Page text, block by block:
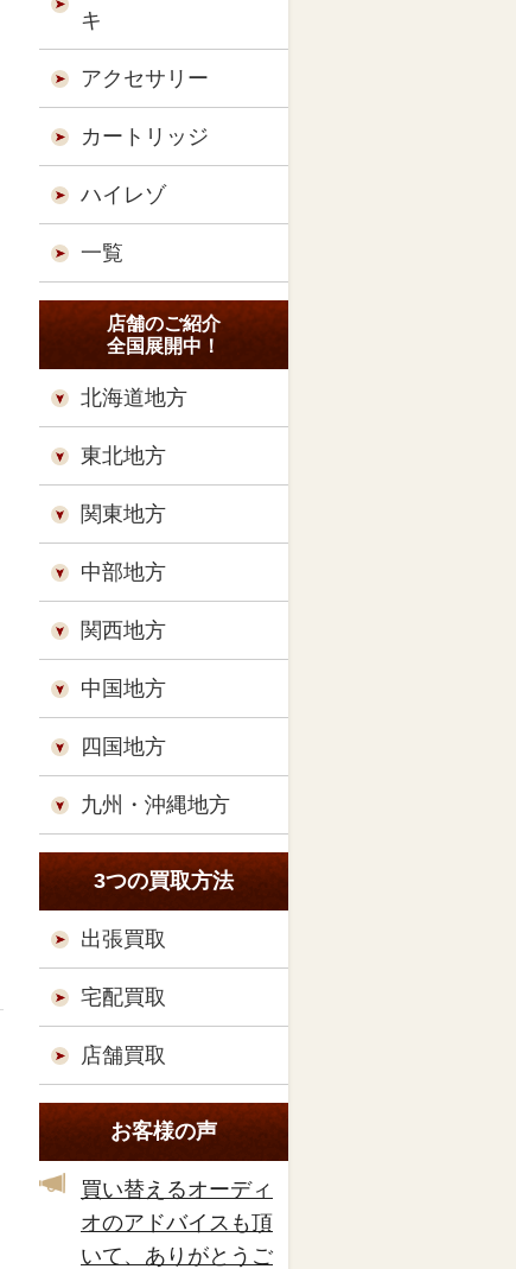
キ
アクセサリー
カートリッジ
ハイレゾ
一覧
店舗のご紹介
全国展開中！
北海道地方
東北地方
関東地方
中部地方
関西地方
中国地方
四国地方
九州・沖縄地方
3つの買取方法
出張買取
宅配買取
店舗買取
お客様の声
買い替えるオーディ
オのアドバイスも頂
いて、ありがとうご